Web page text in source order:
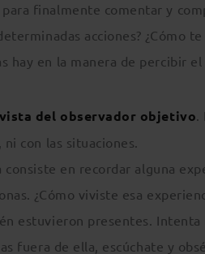
finalmente comentar y
acciones? ¿Cómo
hay en la manera de percibir
del observador objetivo.
ni con las situaciones.
consiste en recordar alguna
¿Cómo viviste esa
estuvieron presentes.
fuera de ella, escúchate y